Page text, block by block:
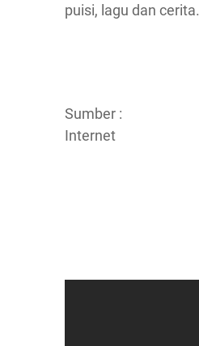
puisi, lagu dan cerita.
Sumber :
Internet